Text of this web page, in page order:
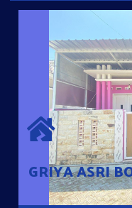
GRIYA ASRI
GRIYA ASRI
Desain Modern
Sehingga
dengan Ponsel